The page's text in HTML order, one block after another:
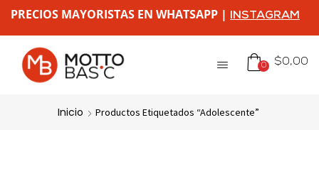
PRECIOS MAYORISTAS EN WHATSAPP | INSTAGRAM
0 $0,00
Inicio Productos Etiquetados “adolescente”